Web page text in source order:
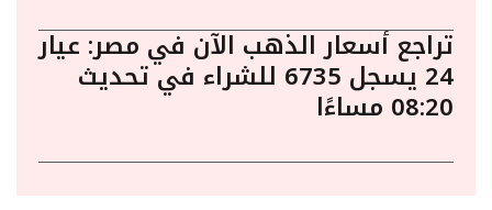
تراجع أسعار الذهب الآن في مصر: عيار
24 يسجل 6735 للشراء في تحديث
08:20 مساءًا